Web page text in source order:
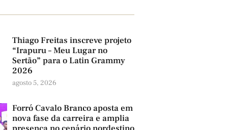
Thiago Freitas inscreve projeto
“Irapuru – Meu Lugar no
Sertão” para o Latin Grammy
2026
agosto 5, 2026
Forró Cavalo Branco aposta em
nova fase da carreira e amplia